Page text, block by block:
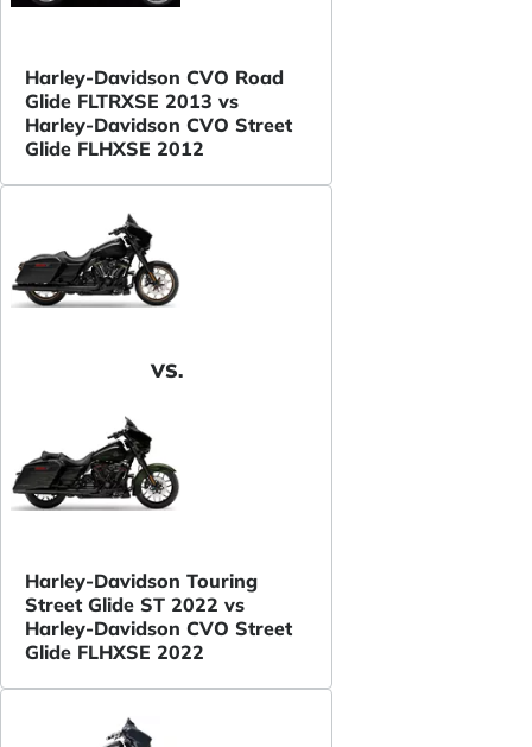
Harley-Davidson CVO Road
Glide FLTRXSE 2013 vs
Harley-Davidson CVO Street
Glide FLHXSE 2012
VS.
Harley-Davidson Touring
Street Glide ST 2022 vs
Harley-Davidson CVO Street
Glide FLHXSE 2022